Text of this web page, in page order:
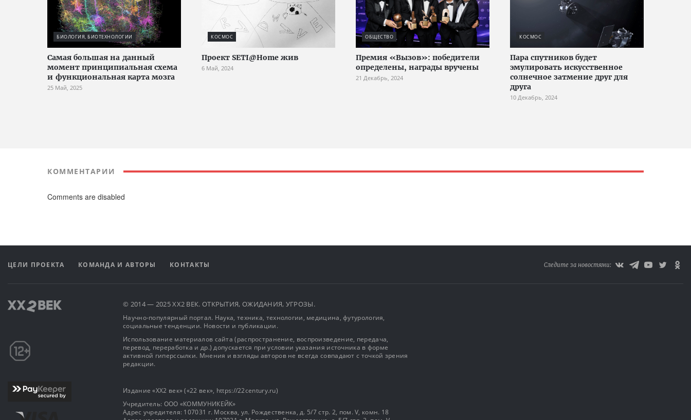
БИОЛОГИЯ, БИОТЕХНОЛОГИИ
Cамая большая на данный
момент принципиальная схема
и функциональная карта мозга
25 Май, 2025
КОСМОС
Проект SETI@Home жив
6 Май, 2024
ОБЩЕСТВО
Премия «Вызов»: победители
определены, награды вручены
21 Декабрь, 2024
КОСМОС
Пара спутников будет
эмулировать искусственное
солнечное затмение друг для
друга
10 Декабрь, 2024
КОММЕНТАРИИ
Comments are disabled
ЦЕЛИ ПРОЕКТА КОМАНДА И АВТОРЫ КОНТАКТЫ Следите за новостями:
© 2014 — 2025 XX2 ВЕК. ОТКРЫТИЯ, ОЖИДАНИЯ, УГРОЗЫ.
Научно-популярный портал. Наука, техника, технологии, медицина, футурология,
социальные тенденции. Новости и публикации.
Использование материалов сайта (распространение, воспроизведение, передача,
перевод, переработка и др.) допускается при условии указания источника в форме
активной гиперссылки. Мнения и взгляды авторов не всегда совпадают с точкой зрения
редакции.
Издание «XX2 век» («22 век», https://22century.ru)
Учредитель: OOO «КОММУНИКЕЙК»
Адрес учредителя: 107031 г. Москва, ул. Рождественка, д. 5/7 стр. 2, пом. V, комн. 18